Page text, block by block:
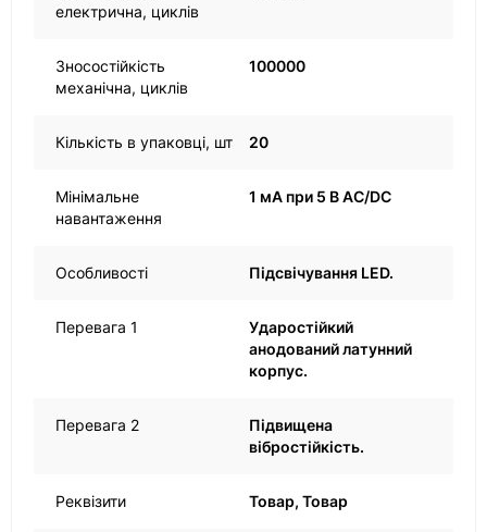
електрична, циклів
Зносостійкість
механічна, циклів
100000
Кількість в упаковці, шт 20
Мінімальне
навантаження
1 мА при 5 В AC/DC
Особливості Підсвічування LED.
Перевага 1
Ударостійкий
анодований латунний
корпус.
Перевага 2
Підвищена
вібростійкість.
Реквізити Товар, Товар